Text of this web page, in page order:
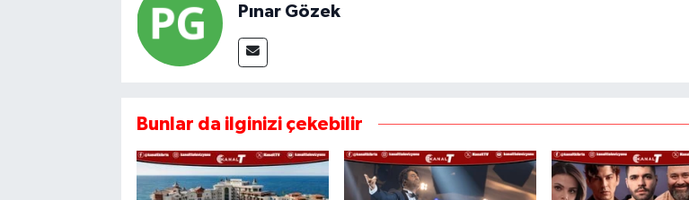
Pınar Gözek
Bunlar da ilginizi çekebilir